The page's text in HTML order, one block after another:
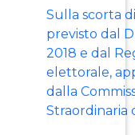
Sulla scorta
previsto dal
2018 e dal
elettorale,
dalla
Straordinaria